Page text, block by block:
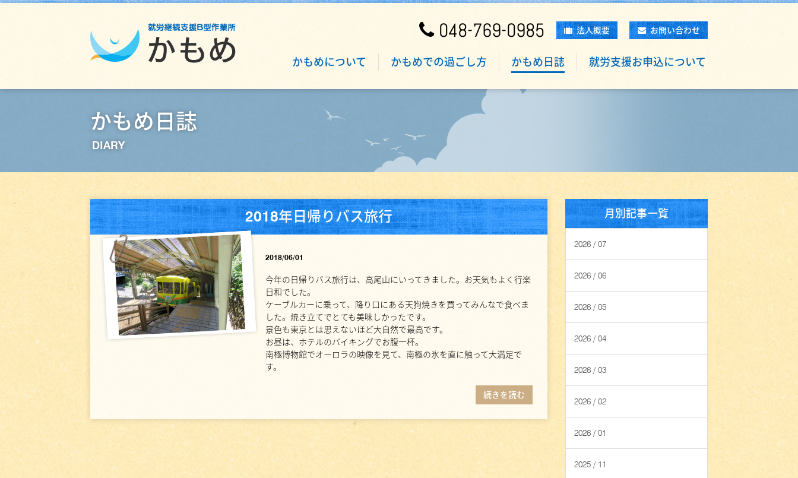
048-769-0985 法人概要 お問い合わせ
かもめについて かもめでの過ごし方 かもめ日誌 就労支援お申込について
かもめ日誌
DIARY
2018年日帰りバス旅行
2018/06/01
今年の日帰りバス旅行は、高尾山にいってきました。お天気もよく行楽
日和でした。
ケーブルカーに乗って、降り口にある天狗焼きを買ってみんなで食べま
した。焼き立てでとても美味しかったです。
景色も東京とは思えないほど大自然で最高です。
お昼は、ホテルのバイキングでお腹一杯。
南極博物館でオーロラの映像を見て、南極の氷を直に触って大満足で
す。
続きを読む
月別記事一覧
2026 / 07
2026 / 06
2026 / 05
2026 / 04
2026 / 03
2026 / 02
2026 / 01
2025 / 11